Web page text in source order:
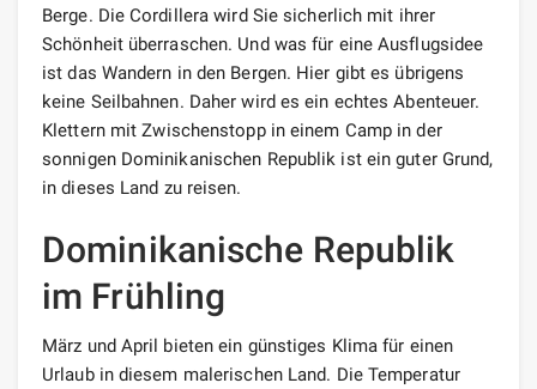
Berge. Die Cordillera wird Sie sicherlich mit ihrer
Schönheit überraschen. Und was für eine Ausflugsidee
ist das Wandern in den Bergen. Hier gibt es übrigens
keine Seilbahnen. Daher wird es ein echtes Abenteuer.
Klettern mit Zwischenstopp in einem Camp in der
sonnigen Dominikanischen Republik ist ein guter Grund,
in dieses Land zu reisen.
Dominikanische Republik
im Frühling
März und April bieten ein günstiges Klima für einen
Urlaub in diesem malerischen Land. Die Temperatur